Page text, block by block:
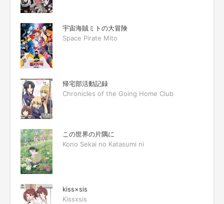
宇宙海賊ミトの大冒険
Space Pirate Mito
帰宅部活動記録
Chronicles of the Going Home Club
この世界の片隅に
Kono Sekai no Katasumi ni
kiss×sis
Kissxsis